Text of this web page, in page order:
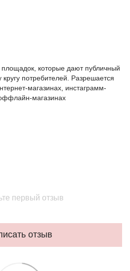
которые дают публичный
потребителей. Разрешается
магазинах, инстаграмм-
магазинах
первый отзыв
отзыв